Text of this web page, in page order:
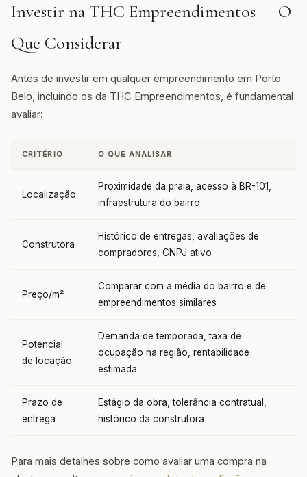
Investir na THC Empreendimentos — O
Que Considerar
Antes de investir em qualquer empreendimento em Porto
Belo, incluindo os da THC Empreendimentos, é fundamental
avaliar:
CRITÉRIO O QUE ANALISAR
Localização
Proximidade da praia, acesso à BR-101,
infraestrutura do bairro
Construtora
Histórico de entregas, avaliações de
compradores, CNPJ ativo
Preço/m²
Comparar com a média do bairro e de
empreendimentos similares
Potencial
de locação
Demanda de temporada, taxa de
ocupação na região, rentabilidade
estimada
Prazo de
entrega
Estágio da obra, tolerância contratual,
histórico da construtora
Para mais detalhes sobre como avaliar uma compra na